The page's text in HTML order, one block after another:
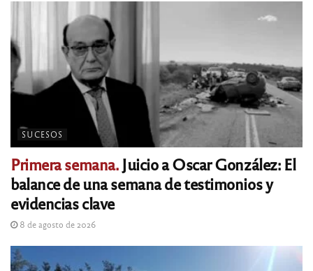
SUCESOS
Primera semana.Juicio a Oscar González: El
balance de una semana de testimonios y
evidencias clave
8 de agosto de 2026